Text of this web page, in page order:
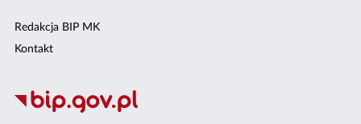
Redakcja BIP MK
Kontakt